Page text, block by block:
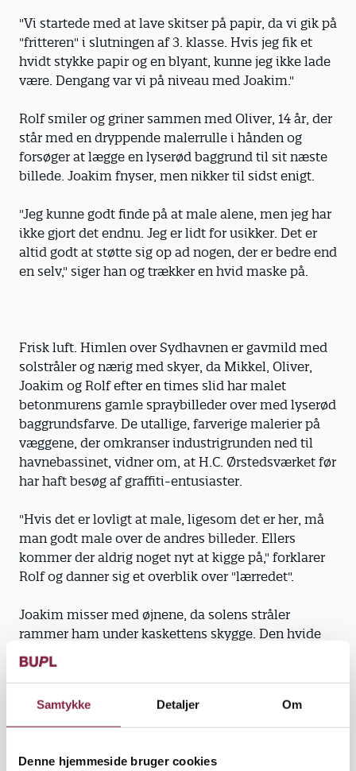
Samtykke Detaljer Om
Denne hjemmeside bruger cookies
"Vi startede med at lave skitser på papir, da vi gik på
"fritteren" i slutningen af 3. klasse. Hvis jeg fik et
hvidt stykke papir og en blyant, kunne jeg ikke lade
være. Dengang var vi på niveau med Joakim."
Rolf smiler og griner sammen med Oliver, 14 år, der
står med en dryppende malerrulle i hånden og
forsøger at lægge en lyserød baggrund til sit næste
billede. Joakim fnyser, men nikker til sidst enigt.
"Jeg kunne godt finde på at male alene, men jeg har
ikke gjort det endnu. Jeg er lidt for usikker. Det er
altid godt at støtte sig op ad nogen, der er bedre end
en selv," siger han og trækker en hvid maske på.
Frisk luft. Himlen over Sydhavnen er gavmild med
solstråler og nærig med skyer, da Mikkel, Oliver,
Joakim og Rolf efter en times slid har malet
betonmurens gamle spraybilleder over med lyserød
baggrundsfarve. De utallige, farverige malerier på
væggene, der omkranser industrigrunden ned til
havnebassinet, vidner om, at H.C. Ørstedsværket før
har haft besøg af graffiti-entusiaster.
"Hvis det er lovligt at male, ligesom det er her, må
man godt male over de andres billeder. Ellers
kommer der aldrig noget nyt at kigge på," forklarer
Rolf og danner sig et overblik over "lærredet".
Joakim misser med øjnene, da solens stråler
rammer ham under kaskettens skygge. Den hvide
maske, der beskytter ham mod malingdampenes
hærgen i barnehjernen, bevæger sig og en mumlen
"Ah, frisk graffitiluft. Solen skinner igen over